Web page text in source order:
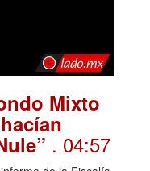
Mixto
. 04:57